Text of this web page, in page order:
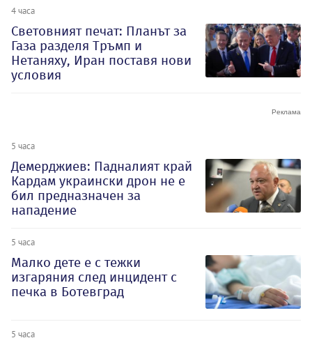
4 часа
Световният печат: Планът за
Газа разделя Тръмп и
Нетаняху, Иран поставя нови
условия
5 часа
Демерджиев: Падналият край
Кардам украински дрон не е
бил предназначен за
нападение
5 часа
Малко дете е с тежки
изгаряния след инцидент с
печка в Ботевград
5 часа